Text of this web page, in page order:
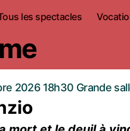
les spectacles
2026 18h30 Grande